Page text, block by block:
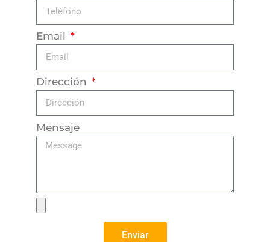
Email
Dirección
Mensaje
Enviar